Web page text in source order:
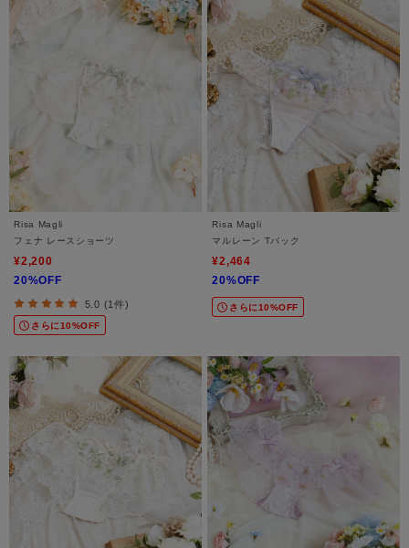
Risa Magli
フェナ レースショーツ
¥2,200
20%OFF
5.0 (1件)
さらに10%OFF
Risa Magli
マルレーン Tバック
¥2,464
20%OFF
さらに10%OFF